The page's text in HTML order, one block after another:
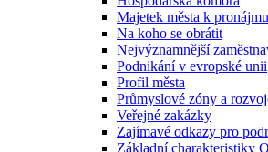
Majetek města k
Na koho se obrátit
Nejvýznamnější
Podnikání v evropské unii
Profil města
Průmyslové zóny a
Veřejné zakázky
Zajímavé odkazy pro
Základní charakteristiky